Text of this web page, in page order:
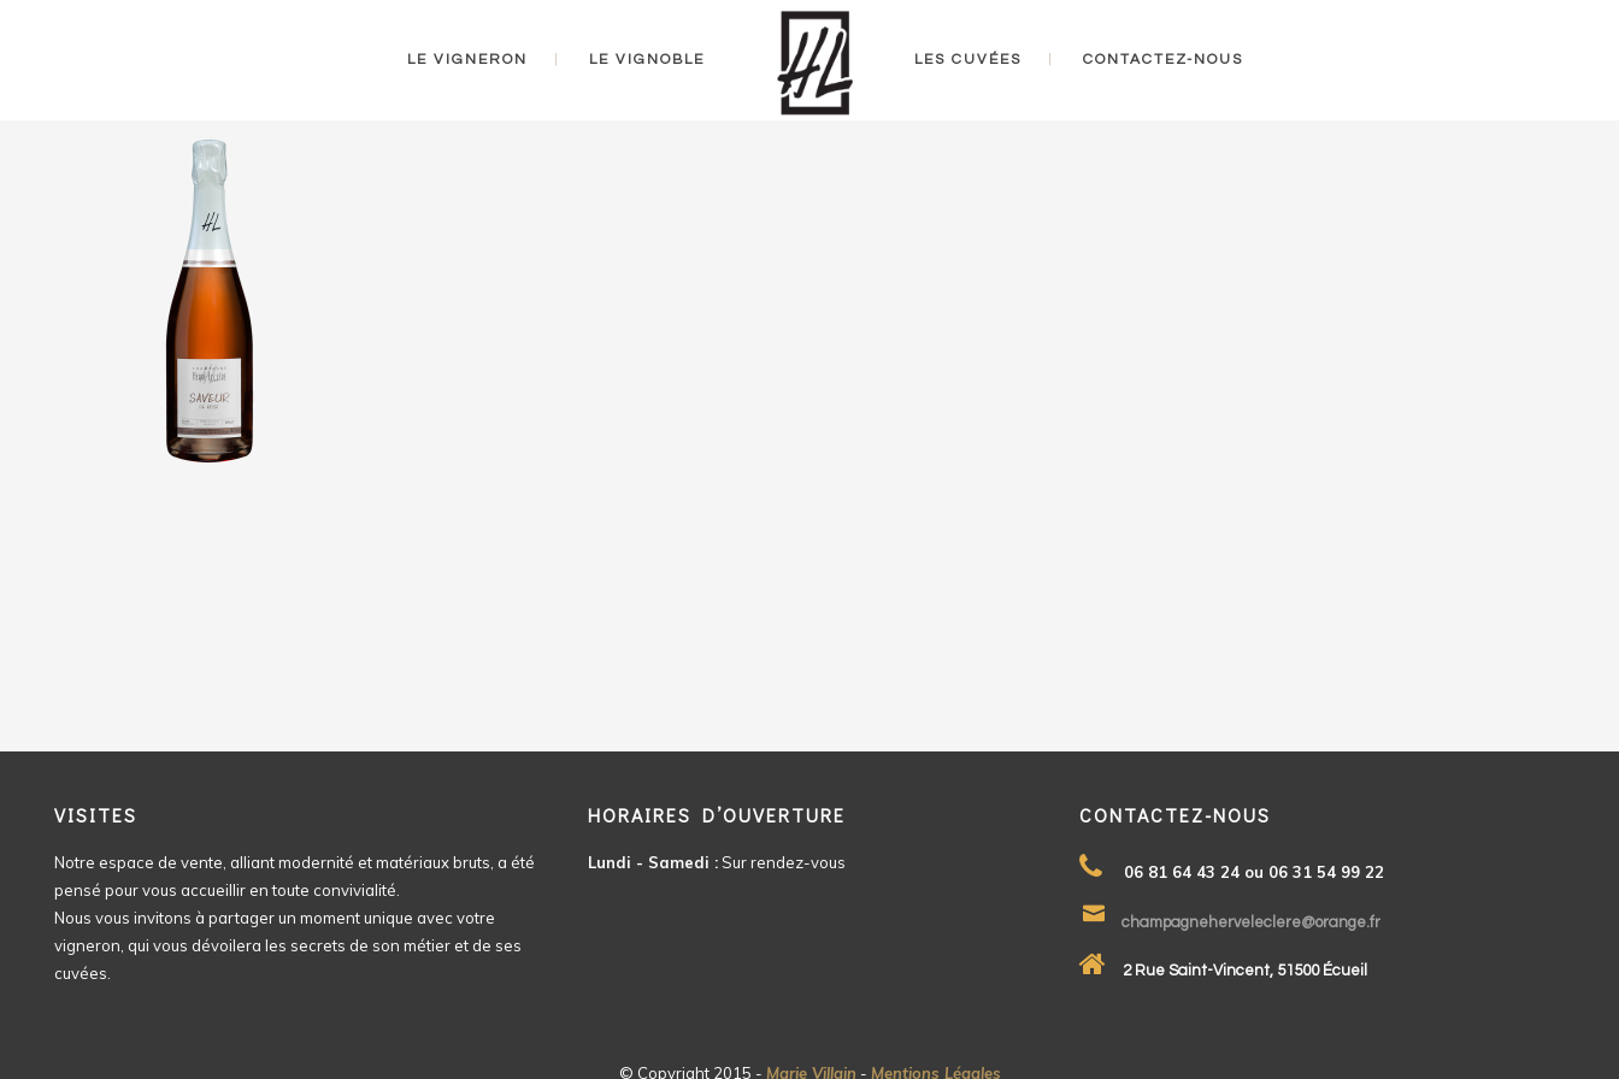
LE VIGNERON LE VIGNOBLE LES CUVÉES CONTACTEZ-NOUS
VISITES
Notre espace de vente, alliant modernité et matériaux bruts, a été
pensé pour vous accueillir en toute convivialité.
Nous vous invitons à partager un moment unique avec votre
vigneron, qui vous dévoilera les secrets de son métier et de ses
cuvées.
HORAIRES D’OUVERTURE
Lundi - Samedi :Sur rendez-vous
CONTACTEZ-NOUS
06 81 64 43 24 ou 06 31 54 99 22
champagneherveleclere@orange.fr
2 Rue Saint-Vincent, 51500 Écueil
© Copyright 2015 - Marie Villain - Mentions Légales